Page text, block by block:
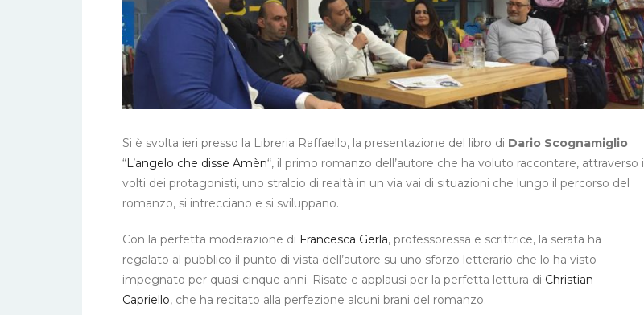
Si è svolta ieri presso la Libreria Raffaello, la presentazione del libro di Dario Scognamiglio
“L’angelo che disse Amèn“, il primo romanzo dell’autore che ha voluto raccontare, attraverso i
volti dei protagonisti, uno stralcio di realtà in un via vai di situazioni che lungo il percorso del
romanzo, si intrecciano e si sviluppano.
Con la perfetta moderazione di Francesca Gerla, professoressa e scrittrice, la serata ha
regalato al pubblico il punto di vista dell’autore su uno sforzo letterario che lo ha visto
impegnato per quasi cinque anni. Risate e applausi per la perfetta lettura di Christian
Capriello, che ha recitato alla perfezione alcuni brani del romanzo.